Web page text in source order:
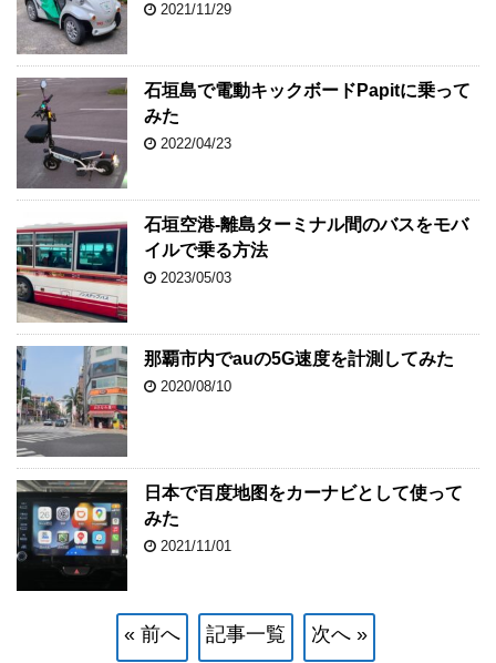
2021/11/29
石垣島で電動キックボードPapitに乗って
みた
2022/04/23
石垣空港-離島ターミナル間のバスをモバ
イルで乗る方法
2023/05/03
那覇市内でauの5G速度を計測してみた
2020/08/10
日本で百度地图をカーナビとして使って
みた
2021/11/01
« 前へ 記事一覧 次へ »